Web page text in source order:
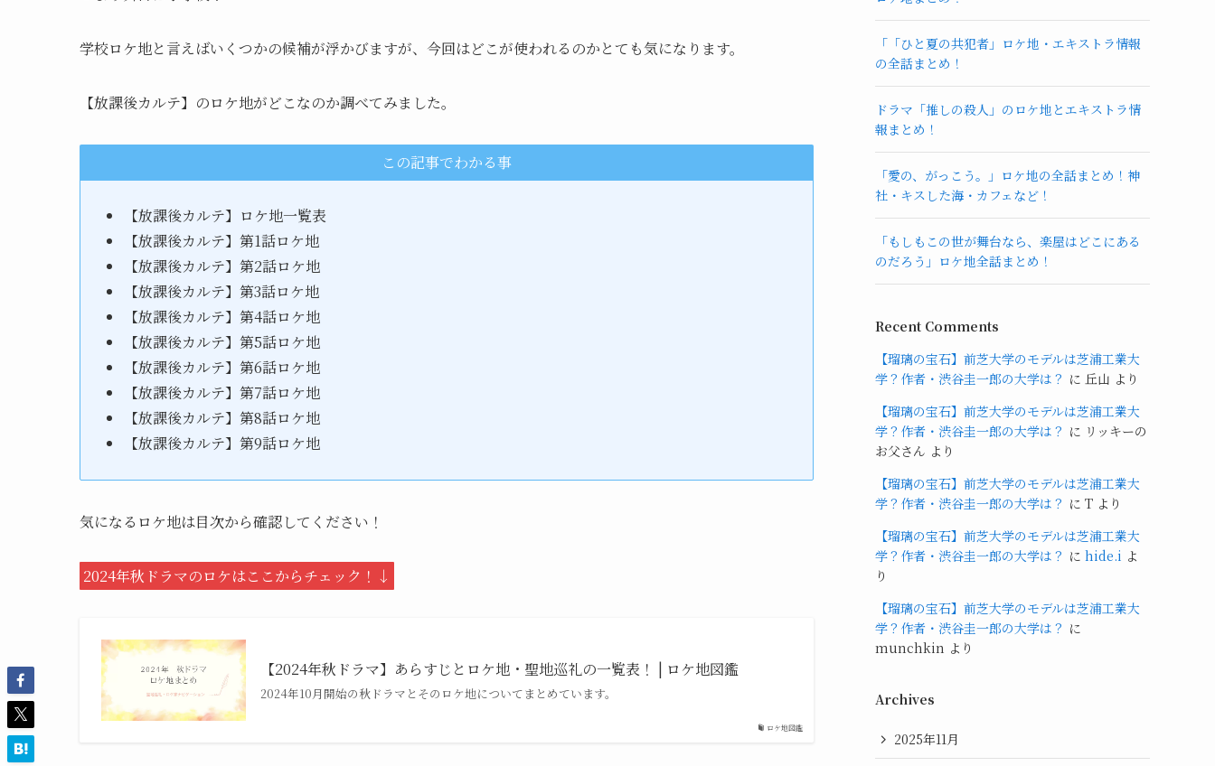
学校ロケ地と言えばいくつかの候補が浮かびますが、今回はどこが使われるのかとても気になります。
【放課後カルテ】のロケ地がどこなのか調べてみました。
この記事でわかる事
【放課後カルテ】ロケ地一覧表
【放課後カルテ】第1話ロケ地
【放課後カルテ】第2話ロケ地
【放課後カルテ】第3話ロケ地
【放課後カルテ】第4話ロケ地
【放課後カルテ】第5話ロケ地
【放課後カルテ】第6話ロケ地
【放課後カルテ】第7話ロケ地
【放課後カルテ】第8話ロケ地
【放課後カルテ】第9話ロケ地
気になるロケ地は目次から確認してください！
2024年秋ドラマのロケはここからチェック！↓
ロケ地図鑑
【2024年秋ドラマ】あらすじとロケ地・聖地巡礼の一覧表！ | ロケ地図鑑
2024年10月開始の秋ドラマとそのロケ地についてまとめています。
「「ひと夏の共犯者」ロケ地・エキストラ情報
の全話まとめ！
ドラマ「推しの殺人」のロケ地とエキストラ情
報まとめ！
「愛の、がっこう。」ロケ地の全話まとめ！神
社・キスした海・カフェなど！
「もしもこの世が舞台なら、楽屋はどこにある
のだろう」ロケ地全話まとめ！
Recent Comments
【瑠璃の宝石】前芝大学のモデルは芝浦工業大
学？作者・渋谷圭一郎の大学は？ に 丘山 より
【瑠璃の宝石】前芝大学のモデルは芝浦工業大
学？作者・渋谷圭一郎の大学は？ に リッキーの
お父さん より
【瑠璃の宝石】前芝大学のモデルは芝浦工業大
学？作者・渋谷圭一郎の大学は？ に T より
【瑠璃の宝石】前芝大学のモデルは芝浦工業大
学？作者・渋谷圭一郎の大学は？ に hide.i よ
り
【瑠璃の宝石】前芝大学のモデルは芝浦工業大
学？作者・渋谷圭一郎の大学は？ に
munchkin より
Archives
2025年11月